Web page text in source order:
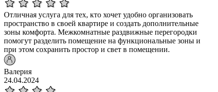
Отличная услуга для тех, кто хочет удобно организовать
пространство в своей квартире и создать дополнительные
зоны комфорта. Межкомнатные раздвижные перегородки
помогут разделить помещение на функциональные зоны и
при этом сохранить простор и свет в помещении.
Валерия
24.04.2024